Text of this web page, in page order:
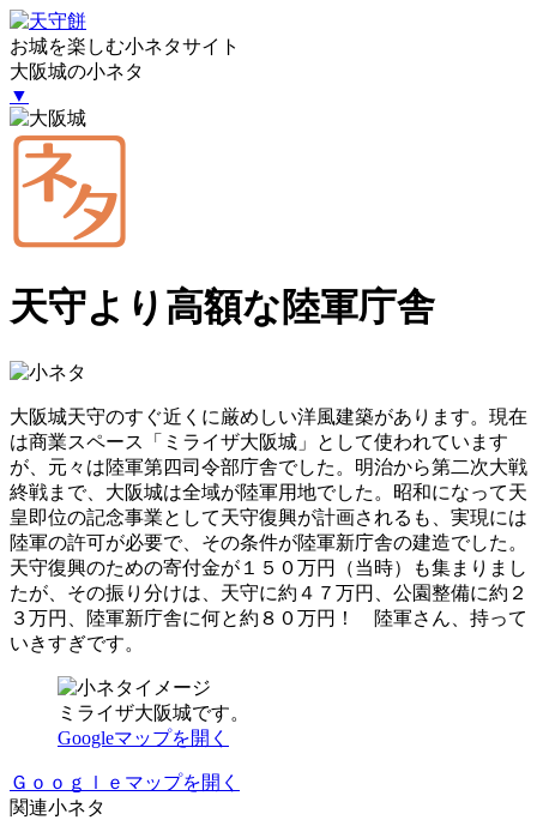
お城を楽しむ小ネタサイト
大阪城の小ネタ
▼
天守より高額な陸軍庁舎
大阪城天守のすぐ近くに厳めしい洋風建築があります。現在
は商業スペース「ミライザ大阪城」として使われています
が、元々は陸軍第四司令部庁舎でした。明治から第二次大戦
終戦まで、大阪城は全域が陸軍用地でした。昭和になって天
皇即位の記念事業として天守復興が計画されるも、実現には
陸軍の許可が必要で、その条件が陸軍新庁舎の建造でした。
天守復興のための寄付金が１５０万円（当時）も集まりまし
たが、その振り分けは、天守に約４７万円、公園整備に約２
３万円、陸軍新庁舎に何と約８０万円！ 陸軍さん、持って
いきすぎです。
ミライザ大阪城です。
Googleマップを開く
Ｇｏｏｇｌｅマップを開く
関連小ネタ